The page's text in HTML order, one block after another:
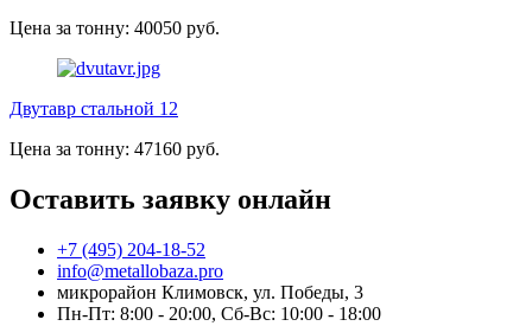
Цена за тонну: 40050 руб.
Двутавр стальной 12
Цена за тонну: 47160 руб.
Оставить заявку онлайн
+7 (495) 204-18-52
info@metallobaza.pro
микрорайон Климовск, ул. Победы, 3
Пн-Пт: 8:00 - 20:00, Сб-Вс: 10:00 - 18:00